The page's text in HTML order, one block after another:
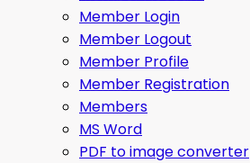
Member Login
Member Logout
Member Profile
Member Registration
Members
MS Word
PDF to image converter